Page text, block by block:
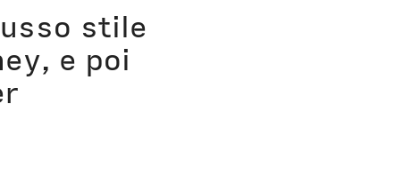
in corsostile
e poi